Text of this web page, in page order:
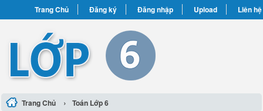
Trang Chủ Đăng ký Đăng nhập Upload Liên hệ
Trang Chủ › Toán Lớp 6